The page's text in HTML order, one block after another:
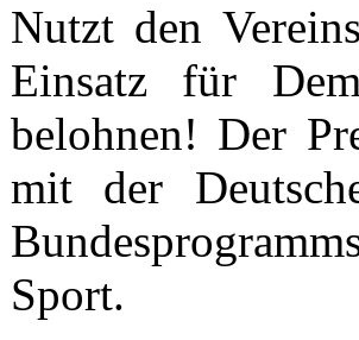
Nutzt den
Einsatz für
belohnen! Der
mit der
Sport.